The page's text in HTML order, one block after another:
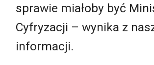
sprawie miałoby być
Cyfryzacji – wynika z
informacji.